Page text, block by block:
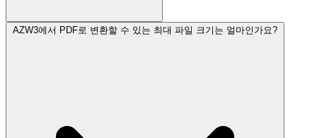
AZW3에서 PDF로 변환할 수 있는 최대 파일 크기는 얼마인가요?